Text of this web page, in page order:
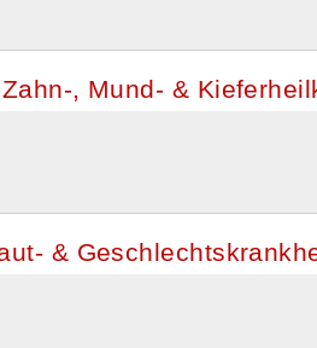
, Mund- &
&